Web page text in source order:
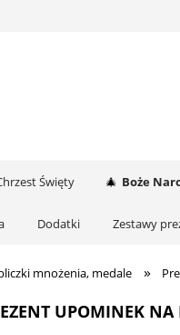
Święty Boże
Dodatki Zestawy
mnożenia, medale »
UPOMINEK